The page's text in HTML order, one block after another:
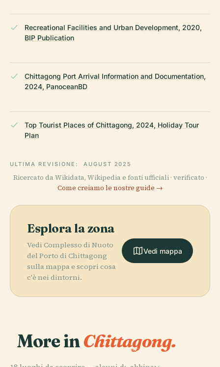
Recreational Facilities and Urban Development, 2020,
BIP Publication
Chittagong Port Arrival Information and Documentation,
2024, PanoceanBD
Top Tourist Places of Chittagong, 2024, Holiday Tour
Plan
ULTIMA REVISIONE: AUGUST 2025
Ricercato da Wikidata, Wikipedia e fonti ufficiali · verificato ·
Come creiamo le nostre guide →
Esplora la zona
Vedi Complesso di Nuoto
del Porto di Chittagong
sulla mappa e scopri cosa
c'è nei dintorni.
Vedi mappa
More inChittagong.
PLACE